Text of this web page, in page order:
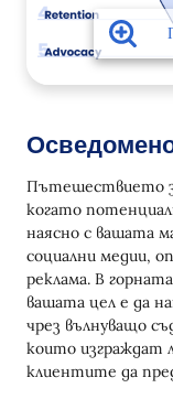
Пътешествието
когато
наясно с вашата
социални медии,
реклама. В
вашата цел е да
чрез вълнуващо
които изграждат
клиентите да